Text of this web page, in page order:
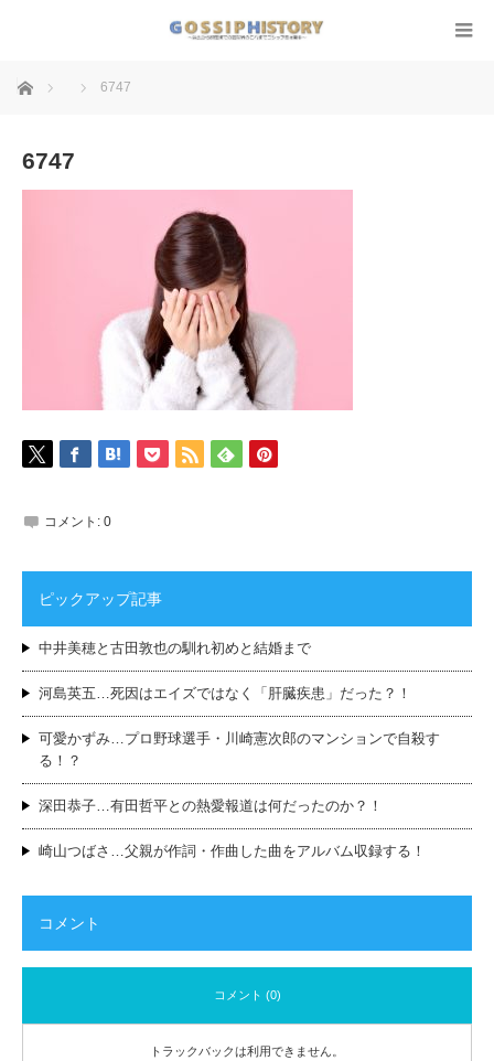
ホーム 6747
6747
コメント: 0
ピックアップ記事
中井美穂と古田敦也の馴れ初めと結婚まで
河島英五…死因はエイズではなく「肝臓疾患」だった？！
可愛かずみ…プロ野球選手・川崎憲次郎のマンションで自殺す
る！？
深田恭子…有田哲平との熱愛報道は何だったのか？！
崎山つばさ…父親が作詞・作曲した曲をアルバム収録する！
コメント
コメント (0)
トラックバックは利用できません。